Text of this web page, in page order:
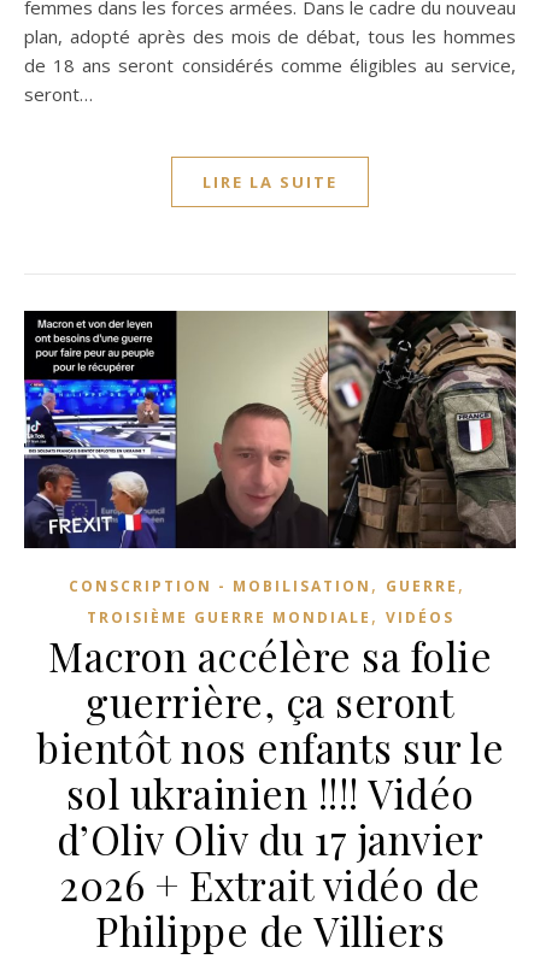
femmes dans les forces armées. Dans le cadre du nouveau
plan, adopté après des mois de débat, tous les hommes
de 18 ans seront considérés comme éligibles au service,
seront…
LIRE LA SUITE
CONSCRIPTION - MOBILISATION , GUERRE ,
TROISIÈME GUERRE MONDIALE , VIDÉOS
Macron accélère sa folie
guerrière, ça seront
bientôt nos enfants sur le
sol ukrainien !!!! Vidéo
d’Oliv Oliv du 17 janvier
2026 + Extrait vidéo de
Philippe de Villiers